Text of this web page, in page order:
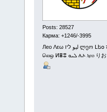
Posts: 28527
Карма: +1246/-3995
Лео Λεω ليو ליו ლეო Լեօ लेओ
லெஒ ⵍⴻⵓ ܠܝܘ ሌኦ ⲗⲉⲟ りお